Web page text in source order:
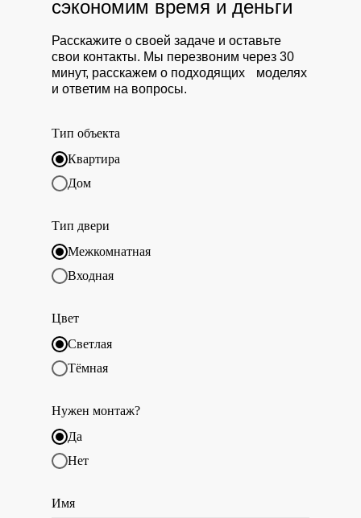
Тип объекта
Квартира
Дом
Тип двери
Межкомнатная
Входная
Цвет
Светлая
Тёмная
Нужен монтаж?
Да
Нет
Имя
Расскажите о своей задаче и оставьте
свои контакты. Мы перезвоним через 30
минут, расскажем о подходящих моделях
и ответим на вопросы.
сэкономим время и деньги